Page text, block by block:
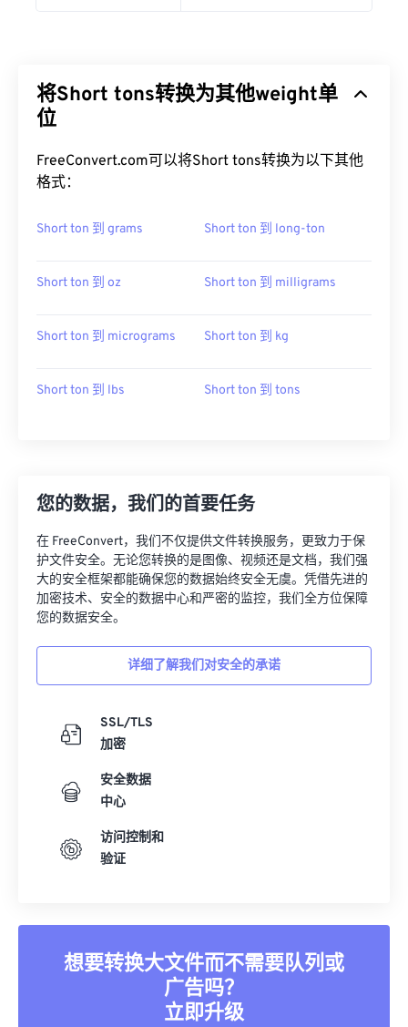
将Short tons转换为其他weight单
位
FreeConvert.com可以将Short tons转换为以下其他
格式：
Short ton 到 grams Short ton 到 long-ton
Short ton 到 oz Short ton 到 milligrams
Short ton 到 micrograms Short ton 到 kg
Short ton 到 lbs Short ton 到 tons
您的数据，我们的首要任务
在 FreeConvert，我们不仅提供文件转换服务，更致力于保
护文件安全。无论您转换的是图像、视频还是文档，我们强
大的安全框架都能确保您的数据始终安全无虞。凭借先进的
加密技术、安全的数据中心和严密的监控，我们全方位保障
您的数据安全。
详细了解我们对安全的承诺
SSL/TLS
加密
安全数据
中心
访问控制和
验证
想要转换大文件而不需要队列或
广告吗？
立即升级